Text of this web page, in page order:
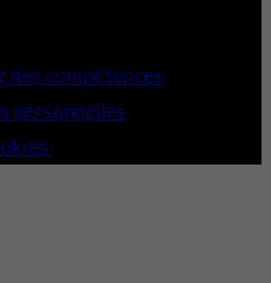
des compétences
personnelles